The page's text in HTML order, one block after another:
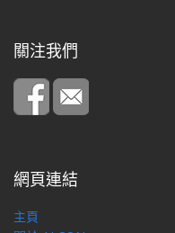
關注我們
網頁連結
主頁